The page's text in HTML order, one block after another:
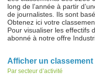
long de l’année à partir
de journalistes. Ils sont
Obtenez ici votre
Pour visualiser les effectifs
abonné à notre offre
Afficher un classement
Par secteur d’activité